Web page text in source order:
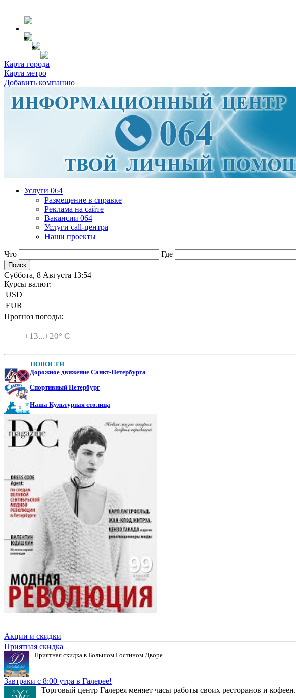
Карта города
Карта метро
Добавить компанию
Услуги 064
Размещение в справке
Реклама на сайте
Вакансии 064
Услуги call-центра
Наши проекты
Что Где
Суббота, 8 Августа 13:54
Курсы валют:
USD
EUR
Прогноз погоды:
+13...+20° C
НОВОСТИ
Дорожное движение Санкт-Петербурга
Спортивный Петербург
Наша Культурная столица
Акции и скидки
Приятная скидка
Приятная скидка в Большом Гостином Дворе
Завтраки с 8:00 утра в Галерее!
Торговый центр Галерея меняет часы работы своих ресторанов и кофеен.